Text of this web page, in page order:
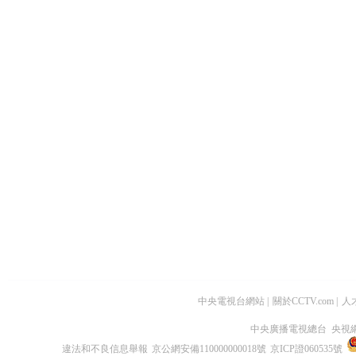
中央電視台網站 關於CCTV.com 人
中央廣播電視總台 央視
違法和不良信息舉報 京公網安備110000000018號 京ICP證060535號